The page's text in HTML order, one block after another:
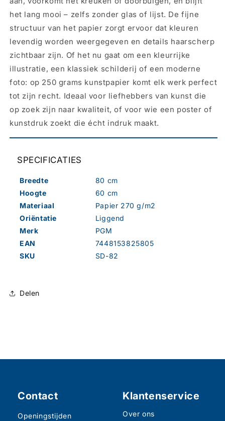
het lang mooi – zelfs zonder glas of lijst. De fijne
structuur van het papier zorgt ervoor dat kleuren
levendig worden weergegeven en details haarscherp
zichtbaar zijn. Of het nu gaat om een kleurrijke
illustratie, een klassiek schilderij of een moderne
foto: op 250 grams kunstpapier komt elk werk perfect
tot zijn recht. Ideaal voor liefhebbers van kunst die
op zoek zijn naar kwaliteit, of voor wie een poster of
kunstdruk zoekt die écht indruk maakt.
SPECIFICATIES
Breedte
80 cm
Hoogte
60 cm
Materiaal
Papier 270 g/m2
Oriëntatie
Liggend
Merk
PGM
EAN
7448153825805
SKU
SD-82
Delen
Contact
Openingstijden
Klantenservice
Over ons